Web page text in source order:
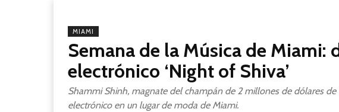
MIAMI
Semana de la Música de
electrónico ‘Night of Shiva’
Shammi Shinh, magnate del champán de 2 millones de dólares
electrónico en un lugar de moda de Miami.